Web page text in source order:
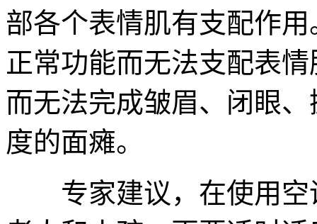
部各个表情肌有支配作
正常功能而无法支配表
而无法完成皱眉、闭眼
度的面瘫。
专家建议，在使用空